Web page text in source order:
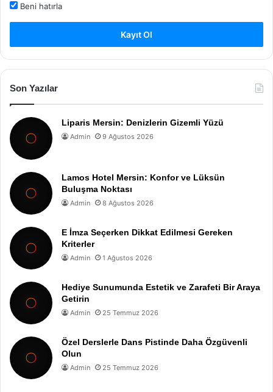
Beni hatırla
Kayıt Ol
Son Yazılar
Liparis Mersin: Denizlerin Gizemli Yüzü
Admin 9 Ağustos 2026
Lamos Hotel Mersin: Konfor ve Lüksün
Buluşma Noktası
Admin 8 Ağustos 2026
E İmza Seçerken Dikkat Edilmesi Gereken
Kriterler
Admin 1 Ağustos 2026
Hediye Sunumunda Estetik ve Zarafeti Bir Araya
Getirin
Admin 25 Temmuz 2026
Özel Derslerle Dans Pistinde Daha Özgüvenli
Olun
Admin 25 Temmuz 2026